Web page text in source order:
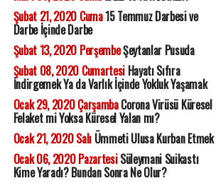
Şubat 21, 2020 Cuma15 Temmuz Darbesi ve
Darbe İçinde Darbe
Şubat 13, 2020 PerşembeŞeytanlar Pusuda
Şubat 08, 2020 CumartesiHayatı Sıfıra
İndirgemek Ya da Varlık İçinde Yokluk Yaşamak
Ocak 29, 2020 ÇarşambaCorona Virüsü Küresel
Felaket mi Yoksa Küresel Yalan mı?
Ocak 21, 2020 SalıÜmmeti Ulusa Kurban Etmek
Ocak 06, 2020 PazartesiSüleymani Suikastı
Kime Yaradı? Bundan Sonra Ne Olur?